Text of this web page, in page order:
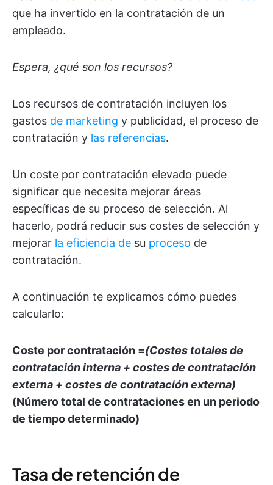
que ha invertido en la contratación de un
empleado.
Espera, ¿qué son los recursos?
Los recursos de contratación incluyen los
gastos de marketing y publicidad, el proceso de
contratación y las referencias.
Un coste por contratación elevado puede
significar que necesita mejorar áreas
específicas de su proceso de selección. Al
hacerlo, podrá reducir sus costes de selección y
mejorar la eficiencia de su proceso de
contratación.
A continuación te explicamos cómo puedes
calcularlo:
Coste por contratación =(Costes totales de
contratación interna + costes de contratación
externa + costes de contratación externa)
(Número total de contrataciones en un periodo
de tiempo determinado)
Tasa de retención de